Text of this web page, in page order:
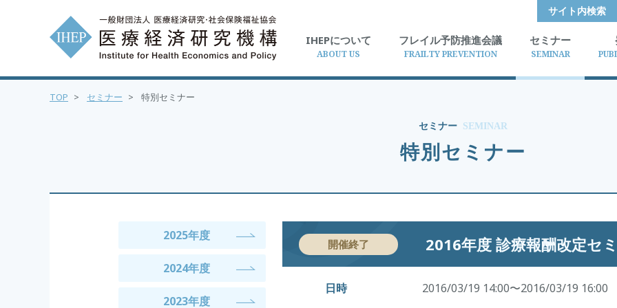
サイト内検索
IHEPについて
ABOUT US
フレイル予防推進会議
FRAILTY PREVENTION
セミナー
SEMINAR
セミナー SEMINAR
特別セミナー
TOP > セミナー > 特別セミナー
2025年度
2024年度
2023年度
開催終了 2016年度 診療報酬改定セ
日時 2016/03/19 14:00〜2016/03/19 16:00